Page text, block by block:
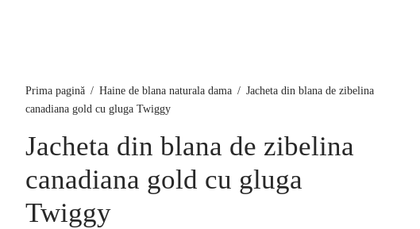
Prima pagină / Haine de blana naturala dama / Jacheta din blana de zibelina
canadiana gold cu gluga Twiggy
Jacheta din blana de zibelina
canadiana gold cu gluga
Twiggy